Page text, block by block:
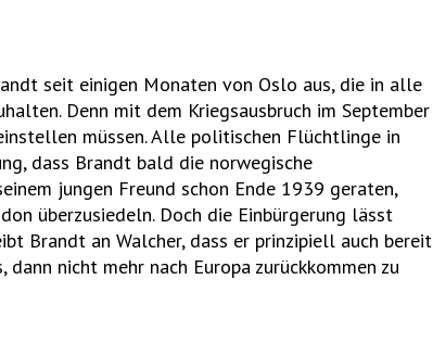
seit einigen Monaten von Oslo aus, die in alle
Denn mit dem Kriegsausbruch im September
müssen. Alle politischen Flüchtlinge in
dass Brandt bald die norwegische
jungen Freund schon Ende 1939 geraten,
überzusiedeln. Doch die Einbürgerung lässt
Brandt an Walcher, dass er prinzipiell auch bereit
nicht mehr nach Europa zurückkommen zu